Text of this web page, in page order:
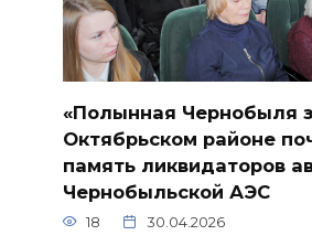
«Полынная Чернобыля
Октябрьском районе
память ликвидаторов
Чернобыльской АЭС
18 30.04.2026